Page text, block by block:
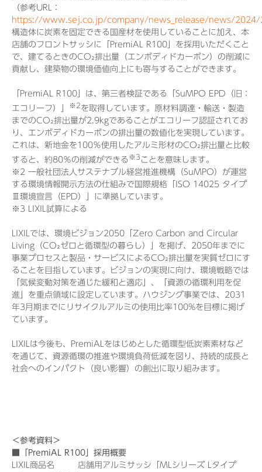
（参考URL：
https://www.sej.co.jp/company/news_release/news/2024/
構造体に炭素を固定できる国産材を使用していることに加え、本
店舗のフロントサッシに「PremiAL R100」を採用いただくこと
で、建てるときのCO₂排出量（エンボディドカーボン）の削減に
貢献し、建築物の環境価値向上にも寄与することができます。
「PremiAL R100」は、第三者検証である「SuMPO EPD（旧：
エコリーフ）」
※2を取得しています。原材料調達・輸送・製造
までのCO₂排出量が2.9kgであることがエコリーフ認証されてお
り、エンボディドカーボンの排出量の数値化を実現しています。
これは、新地金を100％使用したアルミ形材のCO₂排出量と比較
すると、約80％の削減ができる※3 ことを意味します。
※2 一般社団法人サステナブル経営推進機構（SuMPO）が運営
する環境情報開示方法の仕組みで国際規格「ISO 14025 タイプ
Ⅲ環境宣言（EPD）」に準拠しています。
※3 LIXIL試算による
LIXILでは、環境ビジョン2050「Zero Carbon and Circular
Living（CO₂ゼロと循環型の暮らし）」を掲げ、2050年までに
事業プロセスと製品・サービスによるCO₂排出量を実質ゼロにす
ることを目指しています。ビジョンの実現に向け、環境戦略では
「気候変動対策を通じた緩和と適応」、「資源の循環利用を促
進」を重点領域に設定しています。ハウジング事業では、2031
年3月期までにリサイクルアルミの使用比率100%を目標に掲げ
ています。
LIXILは今後も、PremiALをはじめとした循環型低炭素素材など
を通じて、資源循環の推進や環境負荷低減を図り、持続的成長と
社会へのインパクト（良い影響）の創出に取り組みます。
＜参考資料＞
■「PremiAL R100」採用概要
LIXIL商品名 店舗用アルミサッシ「MLシリーズ Lタイプ